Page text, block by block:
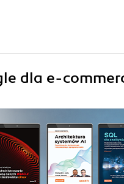
dla e-